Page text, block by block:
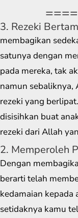
3. Rezeki
membagikan
satunya dengan
pada mereka, tak
namun sebaliknya,
rezeki yang
disisihkan buat
rezeki dari Allah
2. Memperoleh
Dengan
berarti telah
kedamaian kepada
setidaknya kamu